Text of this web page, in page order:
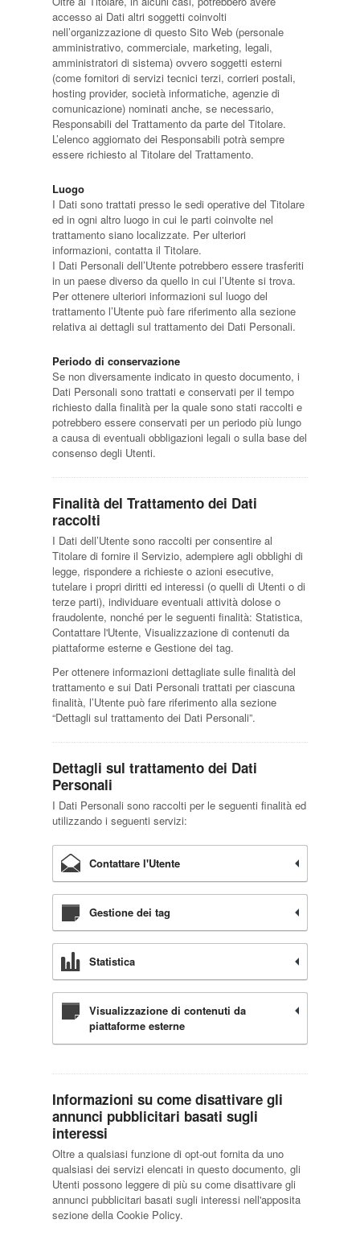
accesso ai Dati altri soggetti coinvolti
nell’organizzazione di questo Sito Web (personale
amministrativo, commerciale, marketing, legali,
amministratori di sistema) ovvero soggetti esterni
(come fornitori di servizi tecnici terzi, corrieri postali,
hosting provider, società informatiche, agenzie di
comunicazione) nominati anche, se necessario,
Responsabili del Trattamento da parte del Titolare.
L’elenco aggiornato dei Responsabili potrà sempre
essere richiesto al Titolare del Trattamento.
Luogo
I Dati sono trattati presso le sedi operative del Titolare
ed in ogni altro luogo in cui le parti coinvolte nel
trattamento siano localizzate. Per ulteriori
informazioni, contatta il Titolare.
I Dati Personali dell’Utente potrebbero essere trasferiti
in un paese diverso da quello in cui l’Utente si trova.
Per ottenere ulteriori informazioni sul luogo del
trattamento l’Utente può fare riferimento alla sezione
relativa ai dettagli sul trattamento dei Dati Personali.
Periodo di conservazione
Se non diversamente indicato in questo documento, i
Dati Personali sono trattati e conservati per il tempo
richiesto dalla finalità per la quale sono stati raccolti e
potrebbero essere conservati per un periodo più lungo
a causa di eventuali obbligazioni legali o sulla base del
consenso degli Utenti.
Finalità del Trattamento dei Dati
raccolti
I Dati dell’Utente sono raccolti per consentire al
Titolare di fornire il Servizio, adempiere agli obblighi di
legge, rispondere a richieste o azioni esecutive,
tutelare i propri diritti ed interessi (o quelli di Utenti o di
terze parti), individuare eventuali attività dolose o
fraudolente, nonché per le seguenti finalità: Statistica,
Contattare l'Utente, Visualizzazione di contenuti da
piattaforme esterne e Gestione dei tag.
Per ottenere informazioni dettagliate sulle finalità del
trattamento e sui Dati Personali trattati per ciascuna
finalità, l’Utente può fare riferimento alla sezione
“Dettagli sul trattamento dei Dati Personali”.
Dettagli sul trattamento dei Dati
Personali
I Dati Personali sono raccolti per le seguenti finalità ed
utilizzando i seguenti servizi:
Contattare l'Utente
Gestione dei tag
Statistica
Visualizzazione di contenuti da
piattaforme esterne
Informazioni su come disattivare gli
annunci pubblicitari basati sugli
interessi
Oltre a qualsiasi funzione di opt-out fornita da uno
qualsiasi dei servizi elencati in questo documento, gli
Utenti possono leggere di più su come disattivare gli
annunci pubblicitari basati sugli interessi nell'apposita
sezione della Cookie Policy.